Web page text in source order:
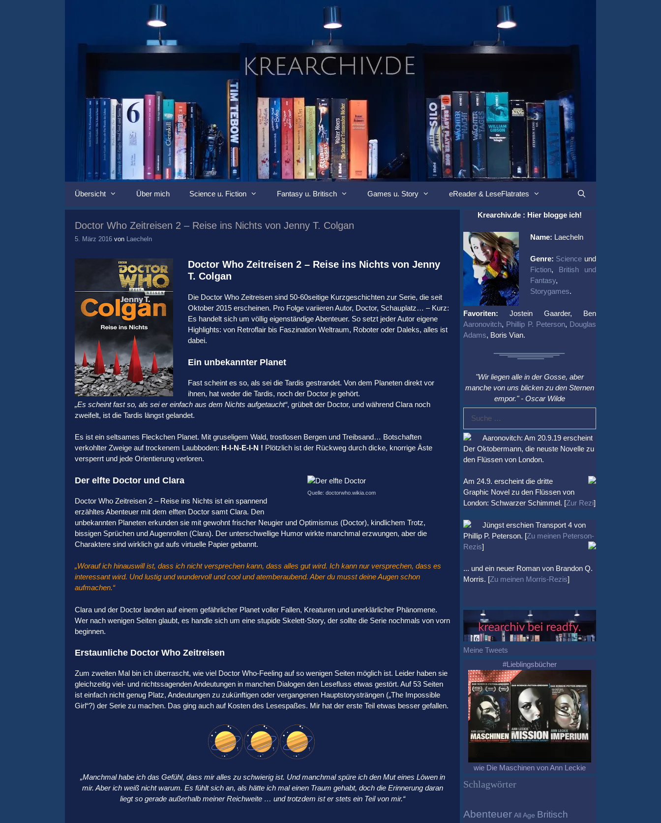
Übersicht Über mich Science u. Fiction Fantasy u. Britisch Games u. Story eReader & LeseFlatrates
Doctor Who Zeitreisen 2 – Reise ins Nichts von Jenny T. Colgan
5. März 2016 von Laecheln
Doctor Who Zeitreisen 2 – Reise ins Nichts von Jenny
T. Colgan
Die Doctor Who Zeitreisen sind 50-60seitige Kurzgeschichten zur Serie, die seit
Oktober 2015 erscheinen. Pro Folge variieren Autor, Doctor, Schauplatz… – Kurz:
Es handelt sich um völlig eigenständige Abenteuer. So setzt jeder Autor eigene
Highlights: von Retroflair bis Faszination Weltraum, Roboter oder Daleks, alles ist
dabei.
Ein unbekannter Planet
Fast scheint es so, als sei die Tardis gestrandet. Von dem Planeten direkt vor
ihnen, hat weder die Tardis, noch der Doctor je gehört.
„Es scheint fast so, als sei er einfach aus dem Nichts aufgetaucht“, grübelt der Doctor, und während Clara noch
zweifelt, ist die Tardis längst gelandet.
Es ist ein seltsames Fleckchen Planet. Mit gruseligem Wald, trostlosen Bergen und Treibsand… Botschaften
verkohlter Zweige auf trockenem Laubboden: H-I-N-E-I-N ! Plötzlich ist der Rückweg durch dicke, knorrige Äste
versperrt und jede Orientierung verloren.
Quelle: doctorwho.wikia.com
Der elfte Doctor und Clara
Doctor Who Zeitreisen 2 – Reise ins Nichts ist ein spannend
erzähltes Abenteuer mit dem elften Doctor samt Clara. Den
unbekannten Planeten erkunden sie mit gewohnt frischer Neugier und Optimismus (Doctor), kindlichem Trotz,
bissigen Sprüchen und Augenrollen (Clara). Der unterschwellige Humor wirkte manchmal erzwungen, aber die
Charaktere sind wirklich gut aufs virtuelle Papier gebannt.
„Worauf ich hinauswill ist, dass ich nicht versprechen kann, dass alles gut wird. Ich kann nur versprechen, dass es
interessant wird. Und lustig und wundervoll und cool und atemberaubend. Aber du musst deine Augen schon
aufmachen.“
Clara und der Doctor landen auf einem gefährlicher Planet voller Fallen, Kreaturen und unerklärlicher Phänomene.
Wer nach wenigen Seiten glaubt, es handle sich um eine stupide Skelett-Story, der sollte die Serie nochmals von vorn
beginnen.
Erstaunliche Doctor Who Zeitreisen
Zum zweiten Mal bin ich überrascht, wie viel Doctor Who-Feeling auf so wenigen Seiten möglich ist. Leider haben sie
gleichzeitig viel- und nichtssagenden Andeutungen in manchen Dialogen den Lesefluss etwas gestört. Auf 53 Seiten
ist einfach nicht genug Platz, Andeutungen zu zukünftigen oder vergangenen Hauptstorysträngen („The Impossible
Girl“?) der Serie zu machen. Das ging auch auf Kosten des Lesespaßes. Mir hat der erste Teil etwas besser gefallen.
„Manchmal habe ich das Gefühl, dass mir alles zu schwierig ist. Und manchmal spüre ich den Mut eines Löwen in
mir. Aber ich weiß nicht warum. Es fühlt sich an, als hätte ich mal einen Traum gehabt, doch die Erinnerung daran
liegt so gerade außerhalb meiner Reichweite … und trotzdem ist er stets ein Teil von mir.“
Krearchiv.de : Hier blogge ich!
Name: Laecheln
Genre: Science und
Fiction, British und
Fantasy,
Storygames.
Favoriten: Jostein Gaarder, Ben
Aaronovitch, Phillip P. Peterson, Douglas
Adams, Boris Vian.
"Wir liegen alle in der Gosse, aber
manche von uns blicken zu den Sternen
empor." - Oscar Wilde
nach:
Aaronovitch: Am 20.9.19 erscheint
Der Oktobermann, die neuste Novelle zu
den Flüssen von London.
Am 24.9. erscheint die dritte
Graphic Novel zu den Flüssen von
London: Schwarzer Schimmel. [Zur Rezi]
Jüngst erschien Transport 4von
Phillip P. Peterson. [Zu meinen Peterson-
Rezis]
... und ein neuer Roman von Brandon Q.
Morris. [Zu meinen Morris-Rezis]
Meine Tweets
#Lieblingsbücher
wie Die Maschinen von Ann Leckie
Schlagwörter
Abenteuer All Age Britisch